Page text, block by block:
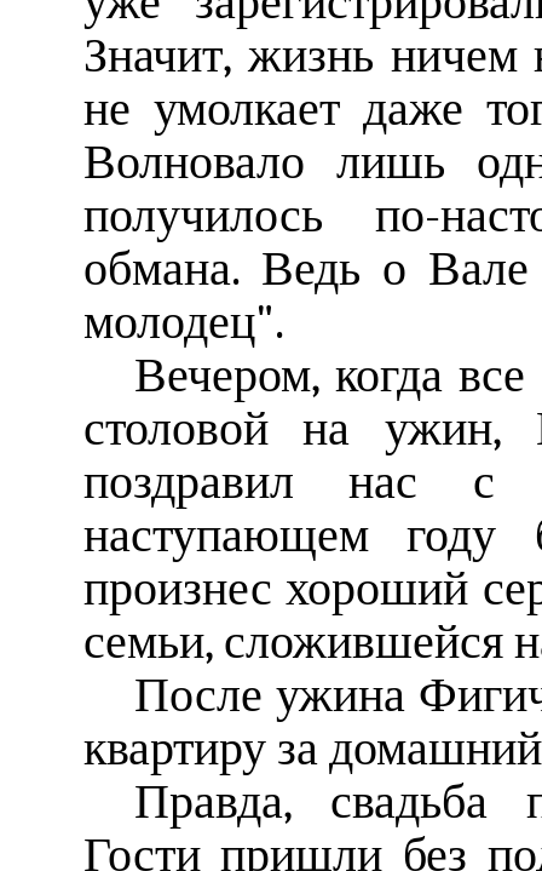
Значит, жизнь ничем
не умолкает даже
Волновало лишь
получилось по-
обмана. Ведь о
молодец".
Вечером, когда
столовой на ужин,
поздравил нас с
наступающем году
произнес хороший
семьи, сложившейся
После ужина
квартиру за
Правда, свадьба
Гости пришли без